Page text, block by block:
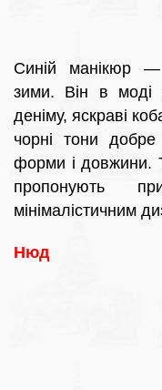
Синій манікюр —
зими. Він в моді
деніму, яскраві
чорні тони добре
форми і довжини.
пропонують
мінімалістичним
Нюд